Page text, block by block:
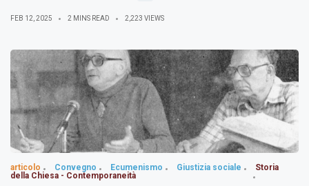
FEB 12, 2025 2 MINS READ 2,223 VIEWS
articolo Convegno Ecumenismo Giustizia sociale
Storia
della Chiesa - Contemporaneità